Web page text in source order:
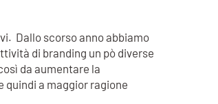
Dallo scorso anno abbiamo
di branding un pò diverse
da aumentare la
quindi a maggior ragione